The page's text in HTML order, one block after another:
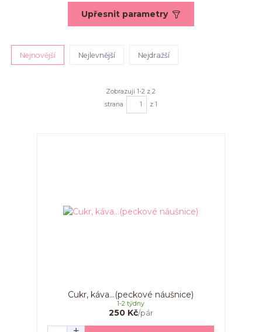
Upřesnit parametry
Nejnovější Nejlevnější Nejdražší
Zobrazuji 1-2 z 2
strana
z 1
Cukr, káva...(peckové náušnice)
250 Kč/pár
1-2 týdny